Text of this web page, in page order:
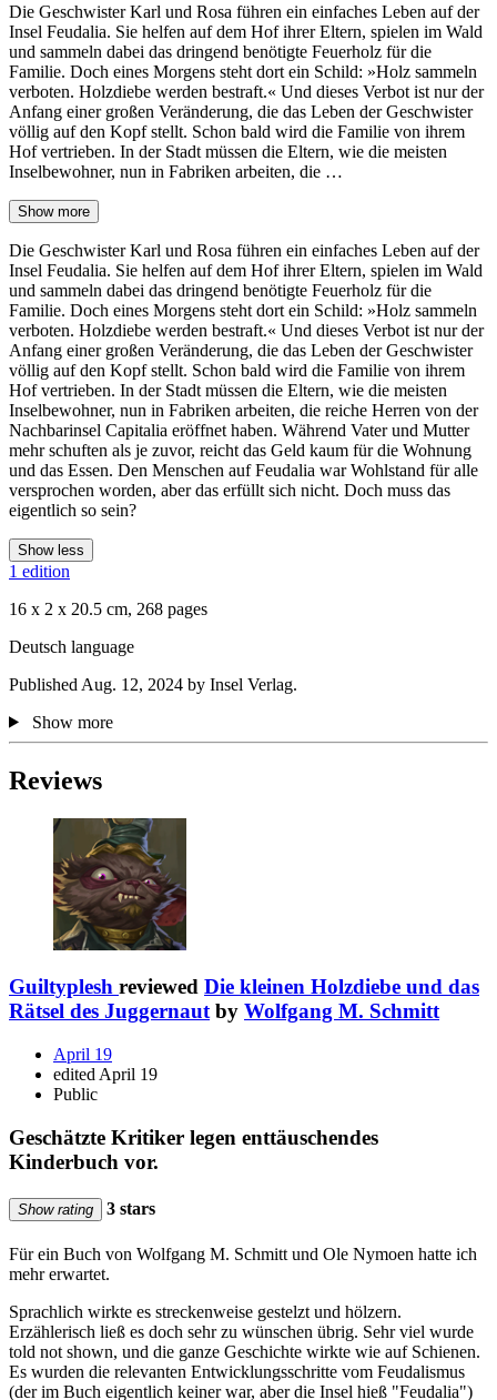
Die Geschwister Karl und Rosa führen ein einfaches Leben auf der
Insel Feudalia. Sie helfen auf dem Hof ihrer Eltern, spielen im Wald
und sammeln dabei das dringend benötigte Feuerholz für die
Familie. Doch eines Morgens steht dort ein Schild: »Holz sammeln
verboten. Holzdiebe werden bestraft.« Und dieses Verbot ist nur der
Anfang einer großen Veränderung, die das Leben der Geschwister
völlig auf den Kopf stellt. Schon bald wird die Familie von ihrem
Hof vertrieben. In der Stadt müssen die Eltern, wie die meisten
Inselbewohner, nun in Fabriken arbeiten, die …
Show more
Die Geschwister Karl und Rosa führen ein einfaches Leben auf der
Insel Feudalia. Sie helfen auf dem Hof ihrer Eltern, spielen im Wald
und sammeln dabei das dringend benötigte Feuerholz für die
Familie. Doch eines Morgens steht dort ein Schild: »Holz sammeln
verboten. Holzdiebe werden bestraft.« Und dieses Verbot ist nur der
Anfang einer großen Veränderung, die das Leben der Geschwister
völlig auf den Kopf stellt. Schon bald wird die Familie von ihrem
Hof vertrieben. In der Stadt müssen die Eltern, wie die meisten
Inselbewohner, nun in Fabriken arbeiten, die reiche Herren von der
Nachbarinsel Capitalia eröffnet haben. Während Vater und Mutter
mehr schuften als je zuvor, reicht das Geld kaum für die Wohnung
und das Essen. Den Menschen auf Feudalia war Wohlstand für alle
versprochen worden, aber das erfüllt sich nicht. Doch muss das
eigentlich so sein?
Show less
1 edition
16 x 2 x 20.5 cm, 268 pages
Deutsch language
Published Aug. 12, 2024 by Insel Verlag.
Show more
Reviews
Guiltyplesh reviewed Die kleinen Holzdiebe und das
Rätsel des Juggernautby Wolfgang M. Schmitt
April 19
edited April 19
Public
Geschätzte Kritiker legen enttäuschendes
Kinderbuch vor.
Show rating 3 stars
Für ein Buch von Wolfgang M. Schmitt und Ole Nymoen hatte ich
mehr erwartet.
Sprachlich wirkte es streckenweise gestelzt und hölzern.
Erzählerisch ließ es doch sehr zu wünschen übrig. Sehr viel wurde
told not shown, und die ganze Geschichte wirkte wie auf Schienen.
Es wurden die relevanten Entwicklungsschritte vom Feudalismus
(der im Buch eigentlich keiner war, aber die Insel hieß "Feudalia")